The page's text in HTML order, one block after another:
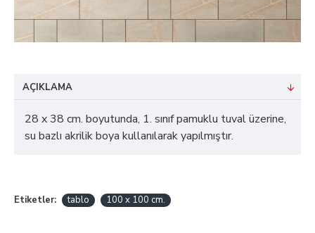
AÇIKLAMA
28 x 38 cm. boyutunda, 1. sınıf pamuklu tuval üzerine,
su bazlı akrilik boya kullanılarak yapılmıştır.
Etiketler: tablo 100 x 100 cm.